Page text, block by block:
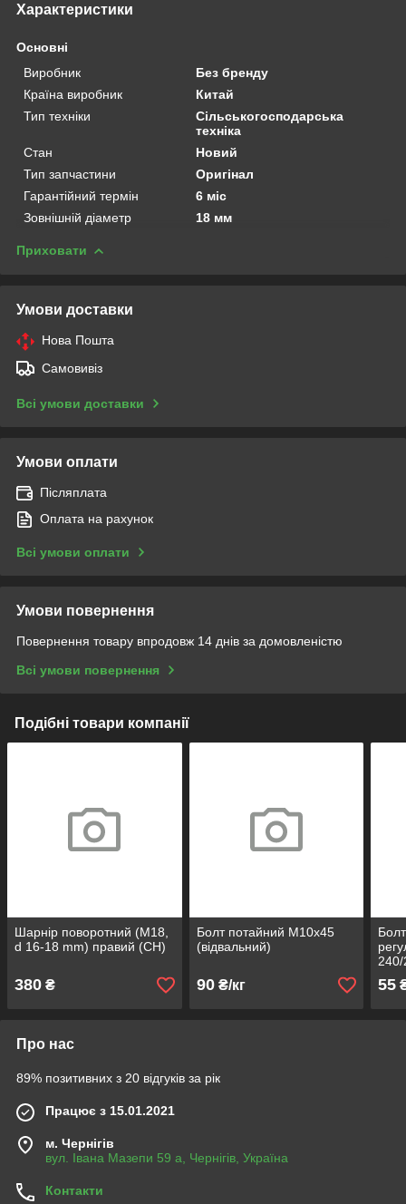
Характеристики
Основні
Виробник
Без бренду
Країна виробник
Китай
Тип техніки
Сільськогосподарська
техніка
Стан
Новий
Тип запчастини
Оригінал
Гарантійний термін
6 міс
Зовнішній діаметр
18 мм
Приховати
Умови доставки
Нова Пошта
Самовивіз
Всі умови доставки
Умови оплати
Післяплата
Оплата на рахунок
Всі умови оплати
Умови повернення
Повернення товару впродовж 14 днів за домовленістю
Всі умови повернення
Подібні товари компанії
Шарнір поворотний (М18,
d 16-18 mm) правий (CH)
380 ₴
Болт потайний М10х45
(відвальний)
90₴/кг 55
Про нас
89% позитивних з 20 відгуків за рік
Працює з 15.01.2021
м. Чернігів
вул. Івана Мазепи 59 а, Чернігів, Україна
Контакти